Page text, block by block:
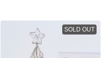
SOLD OUT